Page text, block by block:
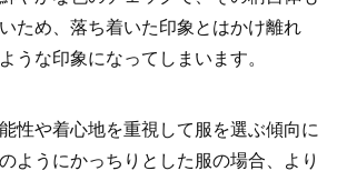
ため、落ち着いた印象とはかけ離れ
うな印象になってしまいます。
性や着心地を重視して服を選ぶ傾向に
ようにかっちりとした服の場合、より